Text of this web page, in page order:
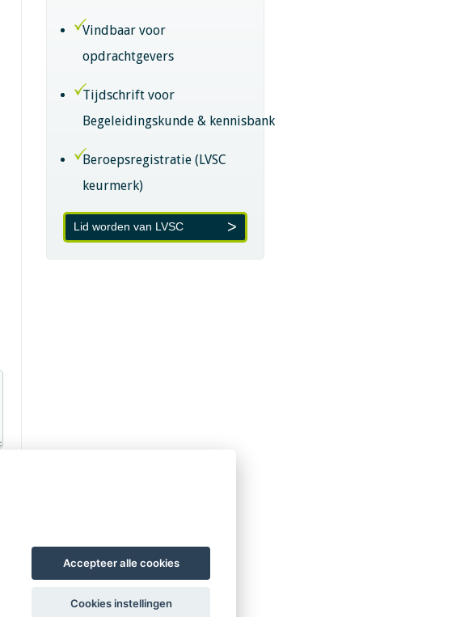
Vindbaar voor
opdrachtgevers
Tijdschrift voor
Begeleidingskunde & kennisbank
Beroepsregistratie (LVSC
keurmerk)
Lid worden van LVSC
Accepteer alle cookies
Cookies instellingen